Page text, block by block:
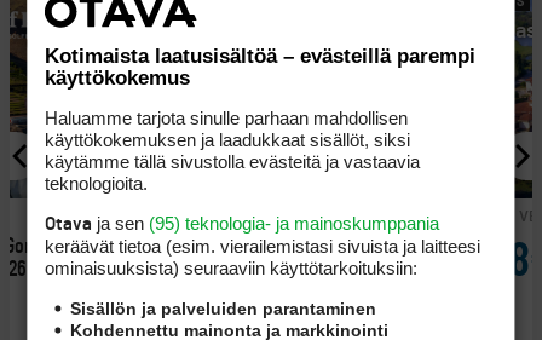
Amazing Travels
BULGARIA
1475€
Pelimatka Bulgarian
Alppimaisemiin
ja
Kotimaista laatusisältöä – evästeillä parempi
käyttökokemus
Haluamme tarjota sinulle parhaan mahdollisen
käyttökokemuksen ja laadukkaat sisällöt, siksi
käytämme tällä sivustolla evästeitä ja vastaavia
teknologioita.
Otava ja sen (95) teknologia- ja mainoskumppania
keräävät tietoa (esim. vierailemis­tasi sivuista ja laitteesi
ominaisuuk­sista) seuraaviin käyttötarkoituksiin:
Sisällön ja palveluiden parantaminen
Kohdennettu mainonta ja markkinointi